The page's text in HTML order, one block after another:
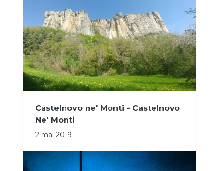
Castelnovo ne' Monti - Castelnovo
Ne' Monti
2 mai 2019